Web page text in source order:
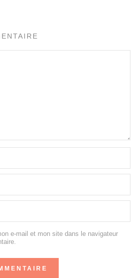
e-mail et mon site dans le navigateur